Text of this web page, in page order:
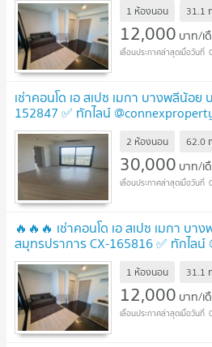
1 ห้องนอน 31.1
12,000 บาท/เ
เช่าคอนโด เอ สเปซ เมกา บางพลีน้อ
152847 ✅ ทักไลน์
อาชีพ ✅
2 ห้องนอน 62.0
30,000 บาท/เ
🔥🔥🔥 เช่าคอนโด เอ สเปซ เมกา บา
สมุทรปราการ CX-165816 ✅ ทักไล
ทันที ทีมงานมืออาชีพ ✅ 🔥🔥🔥
1 ห้องนอน 31.1
12,000 บาท/เ